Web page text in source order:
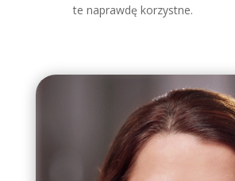
te naprawdę korzystne.